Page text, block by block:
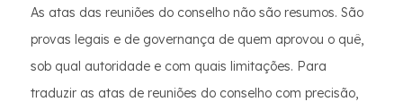
As atas das reuniões do conselho não são resumos. São
provas legais e de governança de quem aprovou o quê,
sob qual autoridade e com quais limitações. Para
traduzir as atas de reuniões do conselho com precisão,